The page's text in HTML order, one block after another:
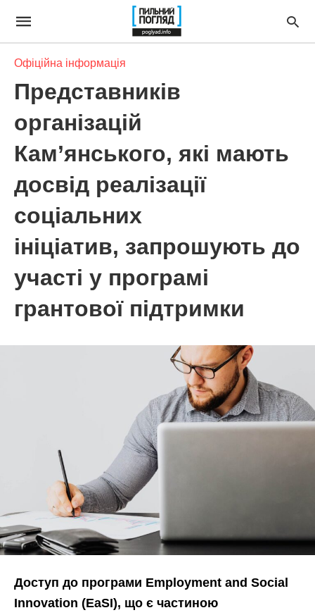
Офіційна інформація
Представників
організацій
Кам’янського, які мають
досвід реалізації
соціальних
ініціатив, запрошують до
участі у програмі
грантової підтримки
Доступ до програми Employment and Social
Innovation (EaSI), що є частиною